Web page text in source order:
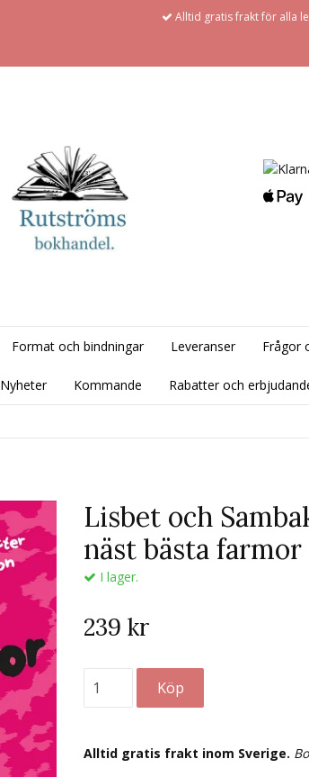
Alltid gratis frakt för alla
Format och bindningar Leveranser Frågor
Nyheter Kommande Rabatter och
Lisbet och
näst bästa farmor
I lager.
239 kr
Alltid gratis frakt inom Sverige.